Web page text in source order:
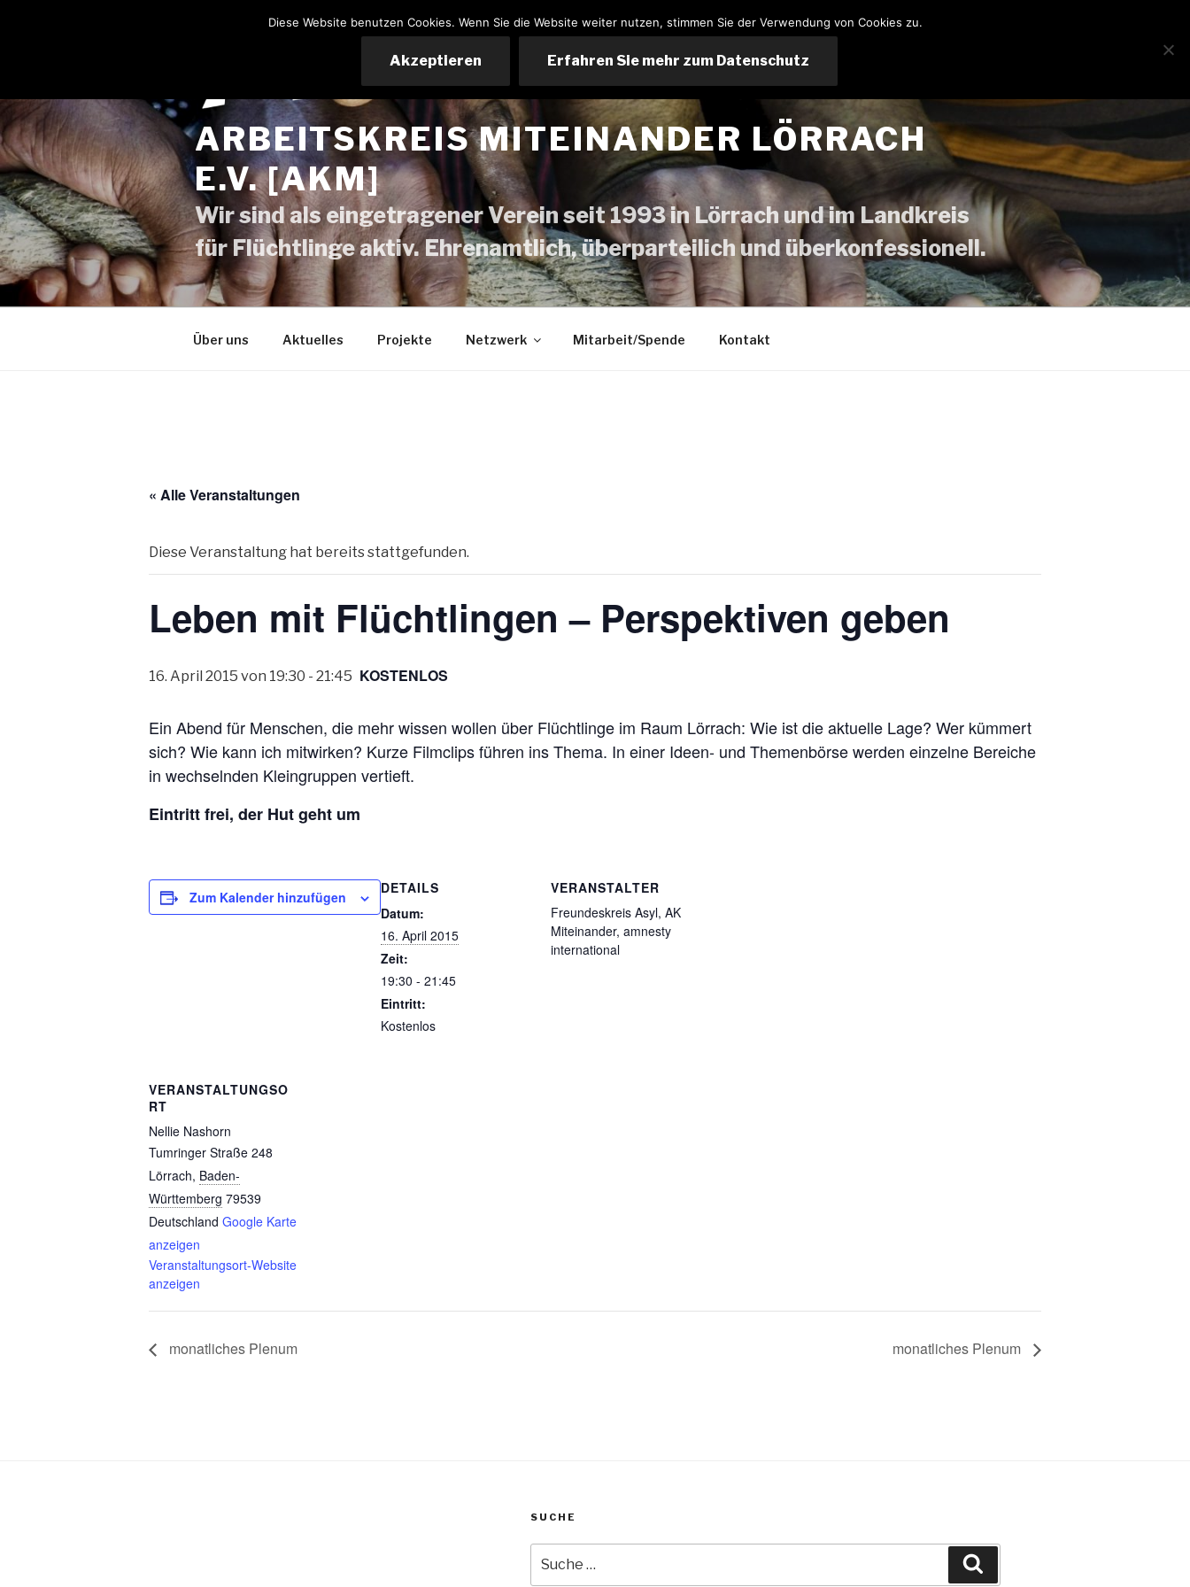
ARBEITSKREIS MITEINANDER LÖRRACH
E.V. [AKM]
Wir sind als eingetragener Verein seit 1993 in Lörrach und im Landkreis
für Flüchtlinge aktiv. Ehrenamtlich, überparteilich und überkonfessionell.
Über uns Aktuelles Projekte Netzwerk Mitarbeit/Spende Kontakt
« Alle Veranstaltungen
Diese Veranstaltung hat bereits stattgefunden.
Leben mit Flüchtlingen – Perspektiven geben
16. April 2015 von 19:30 - 21:45 KOSTENLOS
Ein Abend für Menschen, die mehr wissen wollen über Flüchtlinge im Raum Lörrach: Wie ist die aktuelle Lage? Wer kümmert
sich? Wie kann ich mitwirken? Kurze Filmclips führen ins Thema. In einer Ideen- und Themenbörse werden einzelne Bereiche
in wechselnden Kleingruppen vertieft.
Eintritt frei, der Hut geht um
Zum Kalender hinzufügen
DETAILS
Datum:
16. April 2015
Zeit:
19:30 - 21:45
Eintritt:
Kostenlos
VERANSTALTER
Freundeskreis Asyl, AK
Miteinander, amnesty
international
VERANSTALTUNGSO
RT
Nellie Nashorn
Tumringer Straße 248
Lörrach, Baden-
Württemberg 79539
Deutschland Google Karte
anzeigen
Veranstaltungsort-Website
anzeigen
monatliches Plenum monatliches Plenum
SUCHE
nach:
Diese Website benutzen Cookies. Wenn Sie die Website weiter nutzen, stimmen Sie der Verwendung von Cookies zu.
Akzeptieren Erfahren Sie mehr zum Datenschutz